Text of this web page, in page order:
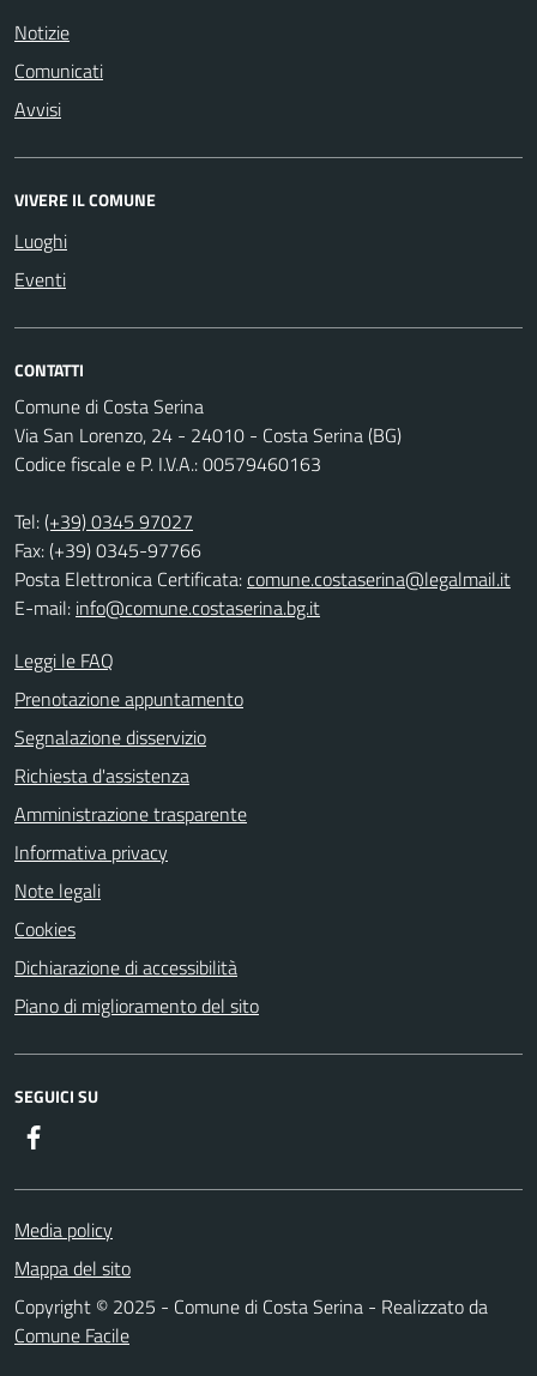
Notizie
Comunicati
Avvisi
VIVERE IL COMUNE
Luoghi
Eventi
CONTATTI
Comune di Costa Serina
Via San Lorenzo, 24 - 24010 - Costa Serina (BG)
Codice fiscale e P. I.V.A.: 00579460163
Tel:(+39) 0345 97027
Fax: (+39) 0345-97766
Posta Elettronica Certificata:comune.costaserina@legalmail.it
E-mail: info@comune.costaserina.bg.it
Leggi le FAQ
Prenotazione appuntamento
Segnalazione disservizio
Richiesta d'assistenza
Amministrazione trasparente
Informativa privacy
Note legali
Cookies
Dichiarazione di accessibilità
Piano di miglioramento del sito
SEGUICI SU
Media policy
Mappa del sito
Copyright © 2025 - Comune di Costa Serina - Realizzato da
Comune Facile